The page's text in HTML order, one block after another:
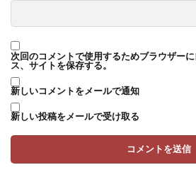
次回のコメントで使用するためブラウザー
ス、サイトを保存する。
新しいコメントをメールで通知
新しい投稿をメールで受け取る